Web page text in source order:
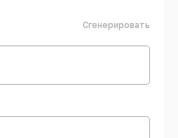
Сгенерировать